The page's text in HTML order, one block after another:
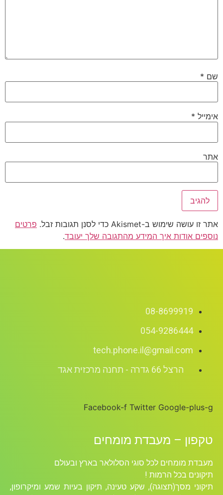
שם *
אימייל *
אתר
אתר זו עושה שימוש ב-Akismet כדי לסנן תגובות זבל.
פרטים
נוספים אודות איך המידע מהתגובה שלך יעובד.
08-8699919
054-9286444
tech.phone.il@gmail.com
הרצל 66 גדרה - תחנה מרכזית אגד
Facebook-f Twitter Google-plus-g
טקפון – מעבדת מומחים
מעבדת מומחים לכל סוגי הסלולאר בארץ ובעולם
תיקונים בכל הרמות !
תיקוני מסך(תצוגה), שקע טעינה, תיקון בעיות שמע ומיקרופון,